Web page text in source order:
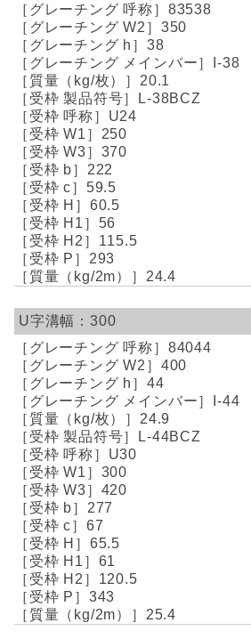
83538
350
38
I-38
20.1
L-38BCZ
U24
250
370
222
59.5
60.5
56
115.5
293
24.4
300
84044
400
44
I-44
24.9
L-44BCZ
U30
300
420
277
67
65.5
61
120.5
343
25.4